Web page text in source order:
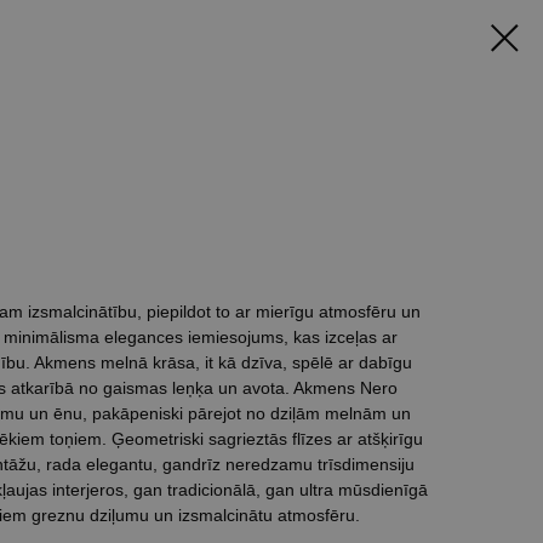
izsmalcinātību, piepildot to ar mierīgu atmosfēru un
elegances iemiesojums, kas izceļas ar
Akmens melnā krāsa, it kā dzīva, spēlē ar dabīgu
atkarībā no gaismas leņķa un avota. Akmens Nero
un ēnu, pakāpeniski pārejot no dziļām melnām un
toņiem. Ģeometriski sagrieztās flīzes ar atšķirīgu
rada elegantu, gandrīz neredzamu trīsdimensiju
interjeros, gan tradicionālā, gan ultra mūsdienīgā
greznu dziļumu un izsmalcinātu atmosfēru.